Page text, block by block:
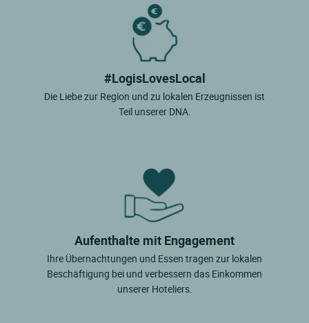
#LogisLovesLocal
Die Liebe zur Region und zu lokalen Erzeugnissen ist
Teil unserer DNA.
Aufenthalte mit Engagement
Ihre Übernachtungen und Essen tragen zur lokalen
Beschäftigung bei und verbessern das Einkommen
unserer Hoteliers.